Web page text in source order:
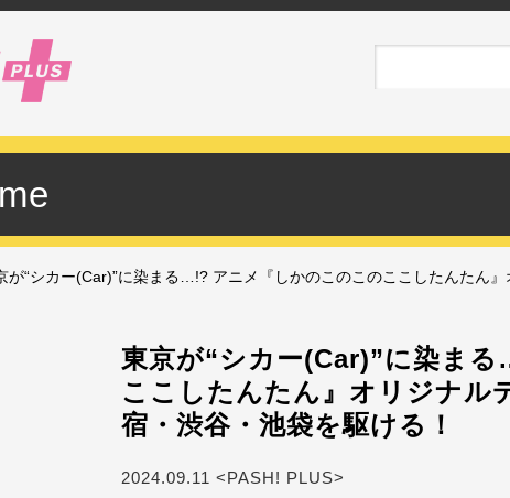
が“シカー(Car)”に染まる…!? アニメ『しかのこのこのここしたんたん
東京が“シカー(Car)”に染ま
ここしたんたん』オリジナル
宿・渋谷・池袋を駆ける！
2024.09.11 <PASH! PLUS>